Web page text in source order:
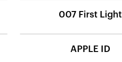
007 First Light
APPLE ID